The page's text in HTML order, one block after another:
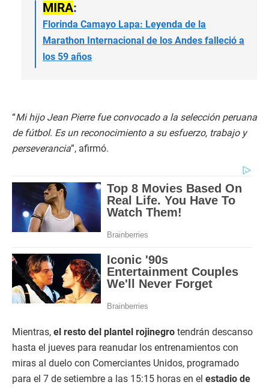
MIRA:
Florinda Camayo Lapa: Leyenda de la
Marathon Internacional de los Andes falleció a
los 59 años
“Mi hijo Jean Pierre fue convocado a la selección peruana
de fútbol. Es un reconocimiento a su esfuerzo, trabajo y
perseverancia”, afirmó.
Mientras, el resto del plantel rojinegro tendrán descanso
hasta el jueves para reanudar los entrenamientos con
miras al duelo con Comerciantes Unidos, programado
para el 7 de setiembre a las 15:15 horas en el estadio de